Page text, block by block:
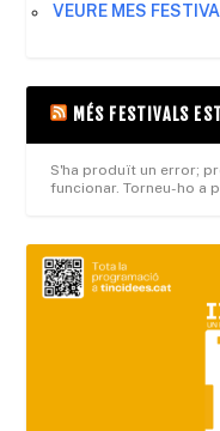
VEURE MES
MÉS FESTIVALS
S'ha produït un error;
funcionar. Torneu-ho a